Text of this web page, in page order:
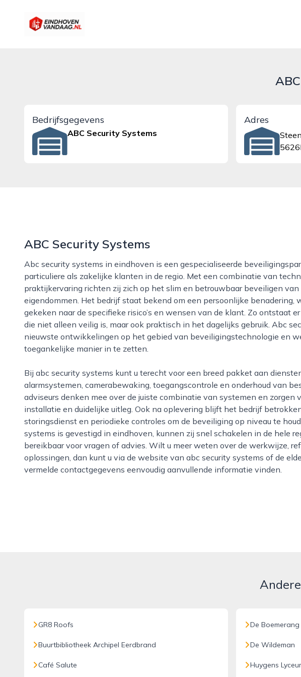
eindhovenvandaag.nl
Bedrijfsgegevens
ABC Security Systems
Adres
ABC Security Systems
Abc security systems in eindhoven is een gespecialiseerde beveiligingspartner voor zowel
particuliere als zakelijke klanten in de regio. Met een combinatie van
praktijkervaring richten zij zich op het slim en betrouwbaar beveiligen
eigendommen. Het bedrijf staat bekend om een persoonlijke benadering,
gekeken naar de specifieke risico’s en wensen van de klant. Zo ontstaat
die niet alleen veilig is, maar ook praktisch in het dagelijks gebruik. Abc
nieuwste ontwikkelingen op het gebied van beveiligingstechnologie en
toegankelijke manier in te zetten.
Bij abc security systems kunt u terecht voor een breed pakket aan diensten, waaronder
alarmsystemen, camerabewaking, toegangscontrole en onderhoud van
adviseurs denken mee over de juiste combinatie van systemen en zorgen
installatie en duidelijke uitleg. Ook na oplevering blijft het bedrijf
storingsdienst en periodieke controles om de beveiliging op niveau te
systems is gevestigd in eindhoven, kunnen zij snel schakelen in de hele
bereikbaar voor vragen of advies. Wilt u meer weten over de werkwijze,
oplossingen, dan kunt u via de website van abc security systems of de
vermelde contactgegevens eenvoudig aanvullende informatie vinden.
GR8 Roofs
Buurtbibliotheek Archipel Eerdbrand
Café Salute
De Boemerang
De Wildeman
Huygens